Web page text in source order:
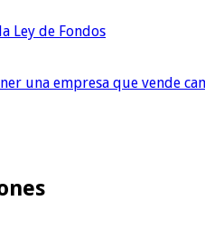
Ley de Fondos
una empresa que vende